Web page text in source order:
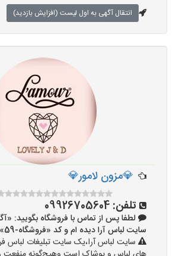
انتقال آگهی به اول لیست (افزایش بازدید)
💎مزون لامور💎
تلفن: 09926705604
لطفا پس از تماس با فروشگاه بگویید:
سایت لباس آرا دیده ام و کد «فروشگاه-59» را اعلام کنید»
سایت لباس آرا،یک سایت تبلیغات لباس